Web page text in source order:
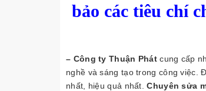
bảo các tiêu chí
– Công ty Thuận Phát cung cấp
nghề và sáng tạo trong công việc.
nhất, hiệu quả nhất.Chuyên sửa